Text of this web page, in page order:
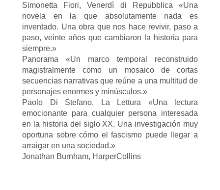
Simonetta Fiori, Venerdì di Repubblica «Una
novela en la que absolutamente nada es
inventado. Una obra que nos hace revivir, paso a
paso, veinte años que cambiaron la historia para
siempre.»
Panorama «Un marco temporal reconstruido
magistralmente como un mosaico de cortas
secuencias narrativas que reúne a una multitud de
personajes enormes y minúsculos.»
Paolo Di Stefano, La Lettura «Una lectura
emocionante para cualquier persona interesada
en la historia del siglo XX. Una investigación muy
oportuna sobre cómo el fascismo puede llegar a
arraigar en una sociedad.»
Jonathan Burnham, HarperCollins